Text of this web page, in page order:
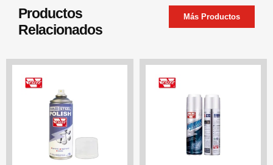
Productos
Relacionados
Más Productos